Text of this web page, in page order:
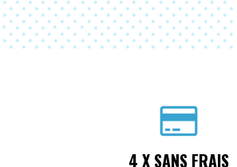
4 X SANS FRAIS